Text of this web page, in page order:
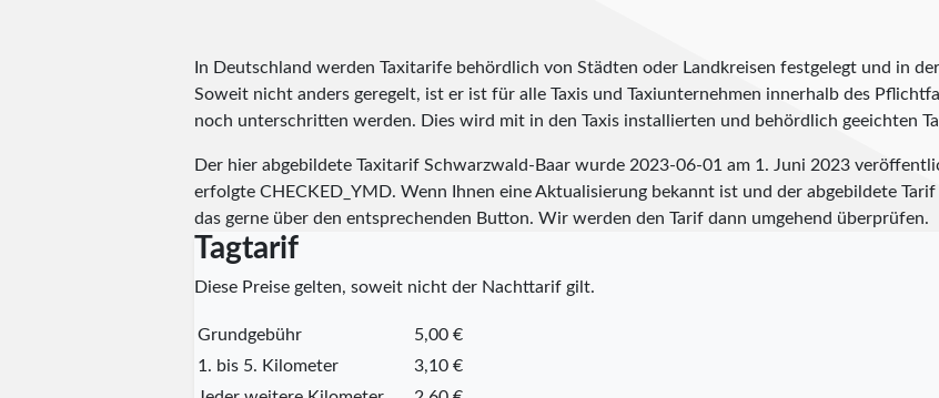
In Deutschland werden Taxitarife behördlich von Städten oder Landkreisen festgelegt und in
Soweit nicht anders geregelt, ist er ist für alle Taxis und Taxiunternehmen innerhalb des
noch unterschritten werden. Dies wird mit in den Taxis installierten und behördlich geeichten
Der hier abgebildete Taxitarif Schwarzwald-Baar wurde 2023-06-01 am 1. Juni 2023
erfolgte CHECKED_YMD. Wenn Ihnen eine Aktualisierung bekannt ist und der abgebildete
das gerne über den entsprechenden Button. Wir werden den Tarif dann umgehend überprüfen.
Tagtarif
Diese Preise gelten, soweit nicht der Nachttarif gilt.
Grundgebühr
5,00 €
1. bis 5. Kilometer
3,10 €